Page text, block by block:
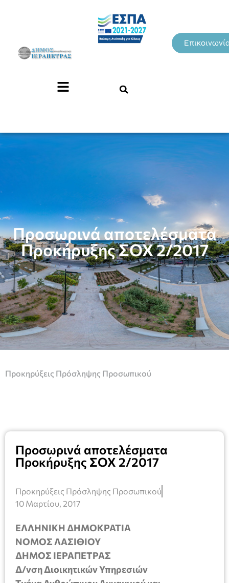
Προσωρινά αποτελέσματα
Προκήρυξης ΣΟΧ 2/2017
Προκηρύξεις Πρόσληψης Προσωπικού
Προσωρινά αποτελέσματα
Προκήρυξης ΣΟΧ 2/2017
Προκηρύξεις Πρόσληψης Προσωπικού
10 Μαρτίου, 2017
ΕΛΛΗΝΙΚΗ ΔΗΜΟΚΡΑΤΙΑ
ΝΟΜΟΣ ΛΑΣΙΘΙΟΥ
ΔΗΜΟΣ ΙΕΡΑΠΕΤΡΑΣ
Δ/νση Διοικητικών Υπηρεσιών